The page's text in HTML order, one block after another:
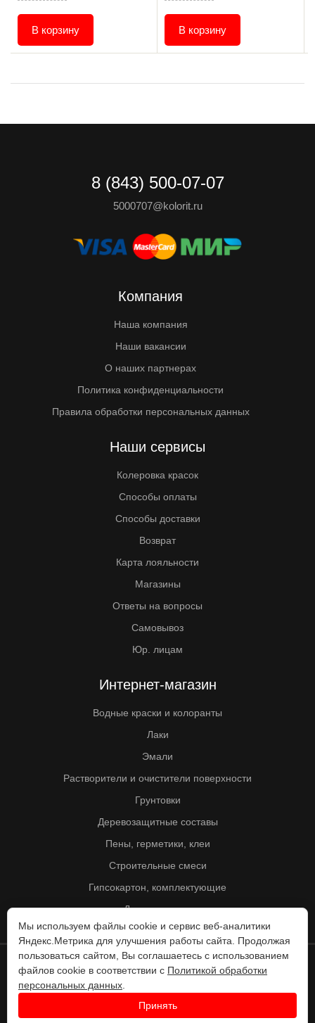
В корзину В корзину
8 (843) 500-07-07
5000707@kolorit.ru
Компания
Наша компания
Наши вакансии
О наших партнерах
Политика конфиденциальности
Правила обработки персональных данных
Наши сервисы
Колеровка красок
Способы оплаты
Способы доставки
Возврат
Карта лояльности
Магазины
Ответы на вопросы
Самовывоз
Юр. лицам
Интернет-магазин
Водные краски и колоранты
Лаки
Эмали
Растворители и очистители поверхности
Грунтовки
Деревозащитные составы
Пены, герметики, клеи
Строительные смеси
Гипсокартон, комплектующие
Другие товары
© Колорит 1995 - 2026
Разработка веб-сайта -
Мы используем файлы cookie и сервис веб-аналитики
Яндекс.Метрика для улучшения работы сайта. Продолжая
пользоваться сайтом, Вы соглашаетесь с использованием
файлов cookie в соответствии с Политикой обработки
персональных данных
Принять